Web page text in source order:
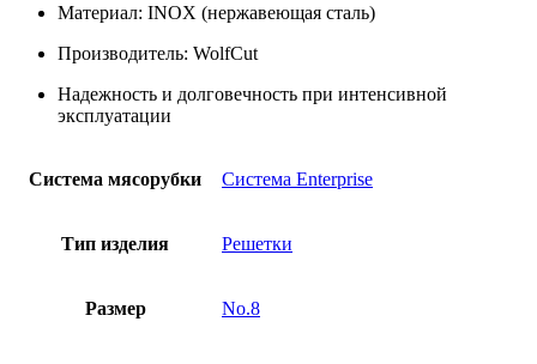
Материал: INOX (нержавеющая сталь)
Производитель: WolfCut
Надежность и долговечность при интенсивной
эксплуатации
Система мясорубки Система Enterprise
Тип изделия Решетки
Размер No.8